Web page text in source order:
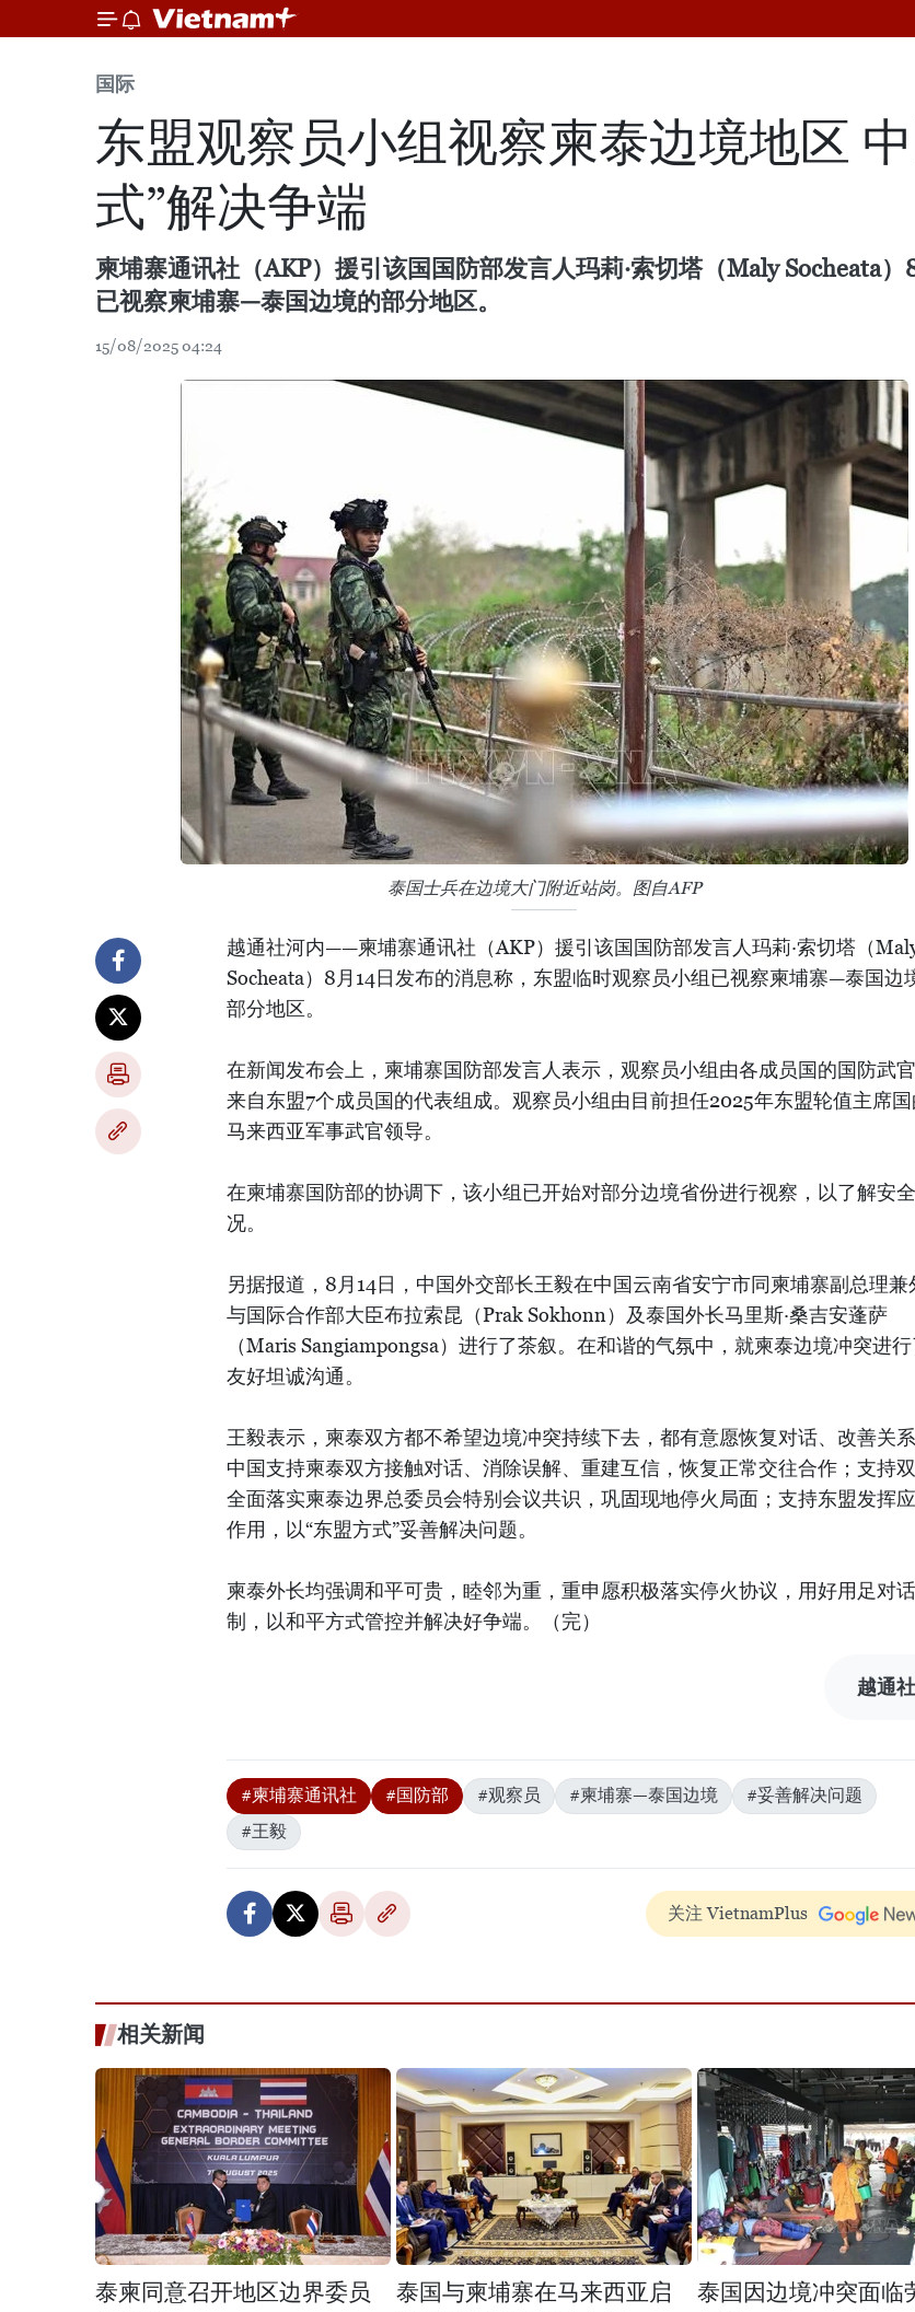
国际
东盟观察员小组视察柬泰边境地区
式”解决争端
柬埔寨通讯社（AKP）援引该国国防部发言人玛莉·索切塔（Maly Socheata
已视察柬埔寨—泰国边境的部分地区。
15/08/2025 04:24
泰国士兵在边境大门附近站岗。图自AFP
越通社河内——柬埔寨通讯社（AKP）援引该国国防部发言人玛莉·索切塔（
Socheata）8月14日发布的消息称，东盟临时观察员小组已视察柬埔寨—泰国边
部分地区。
在新闻发布会上，柬埔寨国防部发言人表示，观察员小组由各成员国的国防武
来自东盟7个成员国的代表组成。观察员小组由目前担任2025年东盟轮值主席国
马来西亚军事武官领导。
在柬埔寨国防部的协调下，该小组已开始对部分边境省份进行视察，以了解安
况。
另据报道，8月14日，中国外交部长王毅在中国云南省安宁市同柬埔寨副总理兼
与国际合作部大臣布拉索昆（Prak Sokhonn）及泰国外长马里斯·桑吉安蓬萨
（Maris Sangiampongsa）进行了茶叙。在和谐的气氛中，就柬泰边境冲突进行
友好坦诚沟通。
王毅表示，柬泰双方都不希望边境冲突持续下去，都有意愿恢复对话、改善关系
中国支持柬泰双方接触对话、消除误解、重建互信，恢复正常交往合作；支持
全面落实柬泰边界总委员会特别会议共识，巩固现地停火局面；支持东盟发挥
作用，以“东盟方式”妥善解决问题。
柬泰外长均强调和平可贵，睦邻为重，重申愿积极落实停火协议，用好用足对
制，以和平方式管控并解决好争端。（完）
越通社
#柬埔寨通讯社 #国防部 #观察员 #柬埔寨—泰国边境
#妥善解决问题
#王毅
关注 VietnamPlus
相关新闻
泰柬同意召开地区边界委员
泰国与柬埔寨在马来西亚启
泰国因边境冲突面临